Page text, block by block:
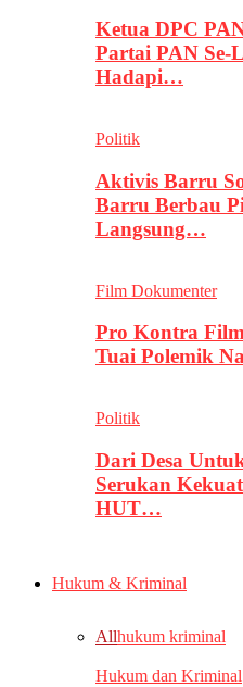
Ketua DPC
Partai PAN Se-
Hadapi…
Politik
Aktivis Barru
Barru Berbau
Langsung…
Film Dokumenter
Pro Kontra
Tuai Polemik
Politik
Dari Desa
Serukan
HUT…
Hukum & Kriminal
Allhukum kriminal
Hukum dan Kriminal